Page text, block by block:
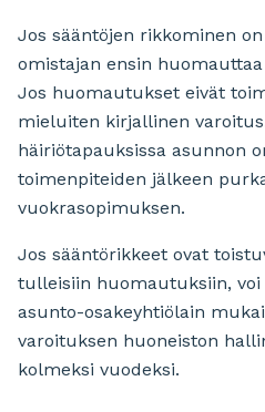
Jos sääntöjen rikkominen
omistajan ensin
Jos huomautukset eivät
mieluiten kirjallinen
häiriötapauksissa asunnon
toimenpiteiden jälkeen
vuokrasopimuksen.
Jos sääntörikkeet ovat
tulleisiin huomautuksiin,
asunto-osakeyhtiölain
varoituksen huoneiston
kolmeksi vuodeksi.